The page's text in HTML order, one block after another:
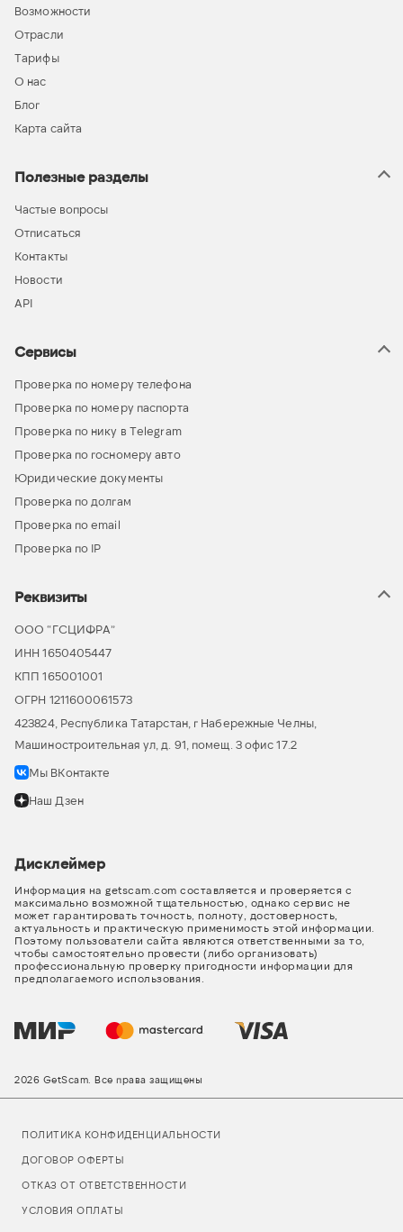
Возможности
Отрасли
Тарифы
О нас
Блог
Карта сайта
Полезные разделы
Частые вопросы
Отписаться
Контакты
Новости
API
Сервисы
Проверка по номеру телефона
Проверка по номеру паспорта
Проверка по нику в Telegram
Проверка по госномеру авто
Юридические документы
Проверка по долгам
Проверка по email
Проверка по IP
Реквизиты
ООО “ГСЦИФРА”
ИНН 1650405447
КПП 165001001
ОГРН 1211600061573
423824, Республика Татарстан, г Набережные Челны,
Машиностроительная ул, д. 91, помещ. 3 офис 17.2
Мы ВКонтакте
Наш Дзен
Дисклеймер
Информация на getscam.com составляется и проверяется с
максимально возможной тщательностью, однако сервис не
может гарантировать точность, полноту, достоверность,
актуальность и практическую применимость этой информации.
Поэтому пользователи сайта являются ответственными за то,
чтобы самостоятельно провести (либо организовать)
профессиональную проверку пригодности информации для
предполагаемого использования.
2026 GetScam. Все права защищены
ПОЛИТИКА КОНФИДЕНЦИАЛЬНОСТИ
ДОГОВОР ОФЕРТЫ
ОТКАЗ ОТ ОТВЕТСТВЕННОСТИ
УСЛОВИЯ ОПЛАТЫ